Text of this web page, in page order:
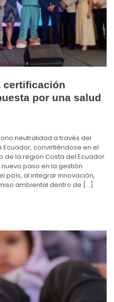
certificación
por una salud
neutralidad a través del
Ecuador, convirtiéndose en el
de la región Costa del Ecuador.
paso en la gestión
país, al integrar innovación,
ambiental dentro de […]